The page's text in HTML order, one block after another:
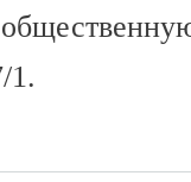
1.